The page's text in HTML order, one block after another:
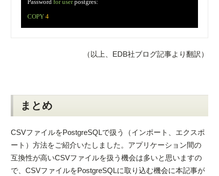
Password for user postgres:
COPY 4
（以上、EDB社ブログ記事より翻訳）
まとめ
CSVファイルをPostgreSQLで扱う（インポート、エクスポ
ート）方法をご紹介いたしました。アプリケーション間の
互換性が高いCSVファイルを扱う機会は多いと思いますの
で、CSVファイルをPostgreSQLに取り込む機会に本記事が